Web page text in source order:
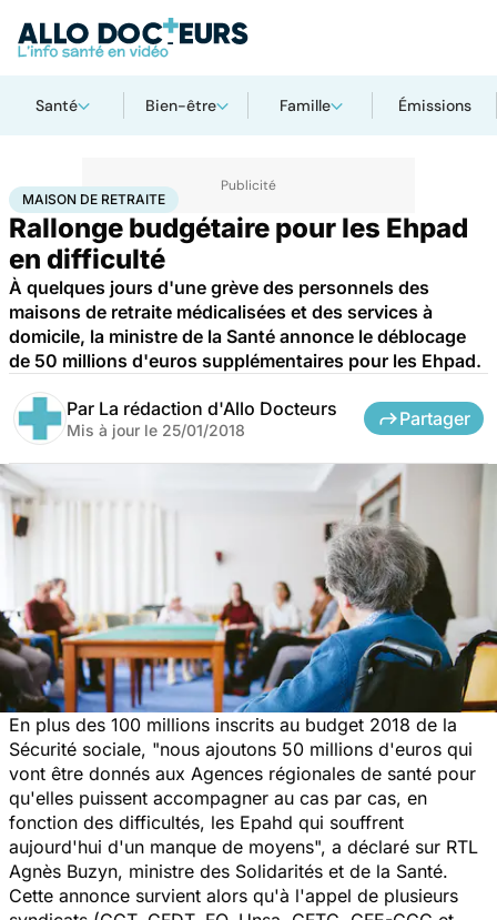
Santé Bien-être Famille Émissions
AccueilSanté Maison de retraite
MAISON DE RETRAITE
Rallonge budgétaire pour les Ehpad
en difficulté
À quelques jours d'une grève des personnels des
maisons de retraite médicalisées et des services à
domicile, la ministre de la Santé annonce le déblocage
de 50 millions d'euros supplémentaires pour les Ehpad.
Par La rédaction d'Allo Docteurs
Mis à jour le 25/01/2018
Partager
En plus des 100 millions inscrits au budget 2018 de la
Sécurité sociale, "nous ajoutons 50 millions d'euros qui
vont être donnés aux Agences régionales de santé pour
qu'elles puissent accompagner au cas par cas, en
fonction des difficultés, les Epahd qui souffrent
aujourd'hui d'un manque de moyens", a déclaré sur RTL
Agnès Buzyn, ministre des Solidarités et de la Santé.
Cette annonce survient alors qu'à l'appel de plusieurs